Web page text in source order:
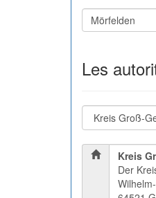
Les
Kreis
Der